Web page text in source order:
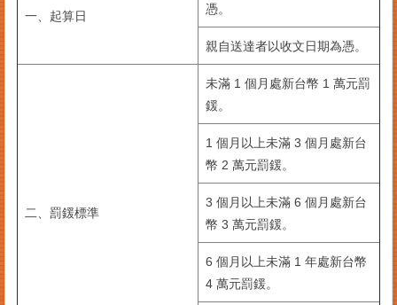
English
一、起算日
憑。
親自送達者以收文日期為憑。
二、罰鍰標準
未滿 1 個月處新台幣 1 萬元罰
鍰。
1 個月以上未滿 3 個月處新台
幣 2 萬元罰鍰。
3 個月以上未滿 6 個月處新台
幣 3 萬元罰鍰。
6 個月以上未滿 1 年處新台幣
4 萬元罰鍰。